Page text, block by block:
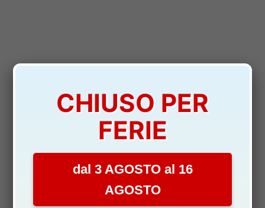
CHIUSO PER
FERIE
dal 3 AGOSTO al 16
AGOSTO